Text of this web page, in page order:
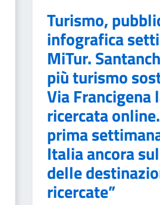
Turismo,
infografica
MiTur.
più turismo
Via Francigena
ricercata
prima
Italia ancora
delle
ricercate”